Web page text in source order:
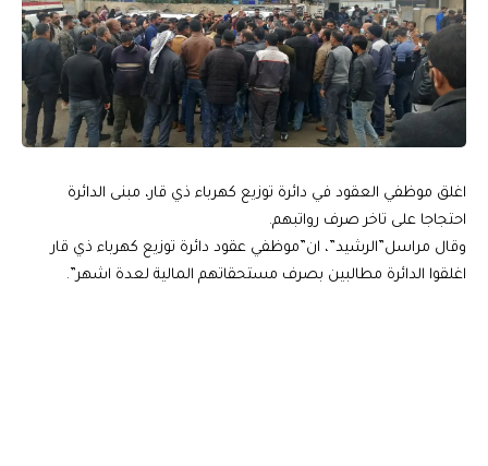
اغلق موظفي العقود في دائرة توزيع كهرباء ذي قار، مبنى الدائرة
احتجاجا على تاخر صرف رواتبهم.
وقال مراسل”الرشيد”، ان”موظفي عقود دائرة توزيع كهرباء ذي قار
اغلقوا الدائرة مطالبين بصرف مستحقاتهم المالية لعدة اشهر”.